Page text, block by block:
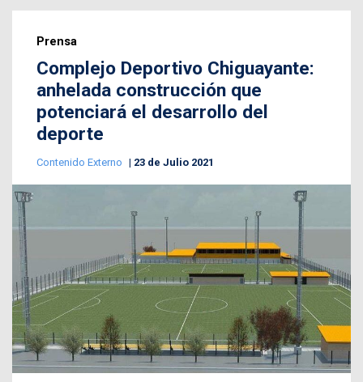
Prensa
Complejo Deportivo Chiguayante:
anhelada construcción que
potenciará el desarrollo del
deporte
Contenido Externo 23 de Julio 2021